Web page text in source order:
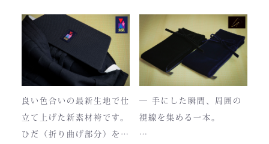
使い込むほどに色は落ち着
き、
あなただけの一着へと育っ
ていきます。
藍が変化していく時間ご
と、お楽しみください。
日本国内でも袴を手がける
職人が数えるほどしかいな
い今、
この袴は、一針一針に魂を
込めて仕立てられた 日本
最高峰の逸品 です。
製作の地は、火の国・熊
良い色合いの最新生地で仕
立て上げた新素材袴です。
ひだ（折り曲げ部分）を縫
― 手にした瞬間、周囲の
視線を集める一本。